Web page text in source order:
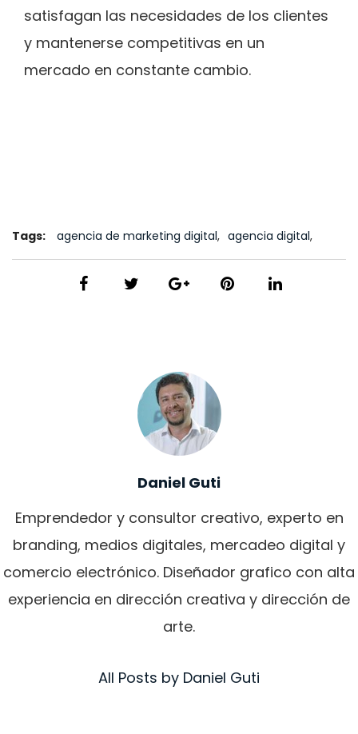
satisfagan las necesidades de los clientes
y mantenerse competitivas en un
mercado en constante cambio.
Tags: agencia de marketing digital, agencia digital,
Daniel Guti
Emprendedor y consultor creativo, experto en
branding, medios digitales, mercadeo digital y
comercio electrónico. Diseñador grafico con alta
experiencia en dirección creativa y dirección de
arte.
All Posts by Daniel Guti